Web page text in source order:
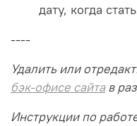
дату, когда
----
Удалить или
бэк-офисе сайтав
Инструкции по